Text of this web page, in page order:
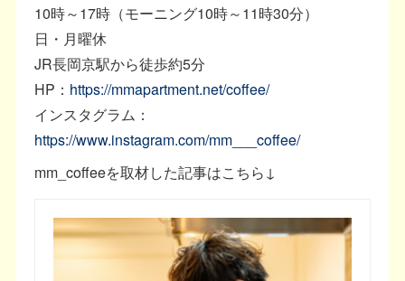
10時～17時（モーニング10時～11時30分）
日・月曜休
JR長岡京駅から徒歩約5分
HP： https://mmapartment.net/coffee/
インスタグラム：
https://www.instagram.com/mm___coffee/
mm_coffeeを取材した記事はこちら↓